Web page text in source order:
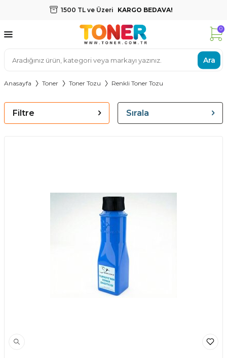
1500 TL ve Üzeri KARGO BEDAVA!
Ara
0
Anasayfa Toner Toner Tozu Renkli Toner Tozu
Filtre Sırala